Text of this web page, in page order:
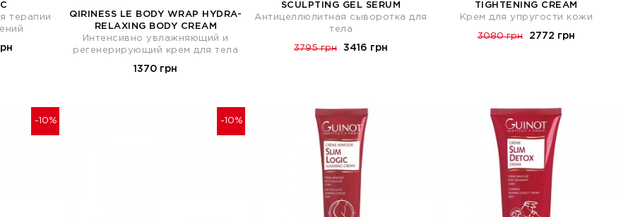
терапии
QIRINESS LE BODY WRAP HYDRA-
RELAXING BODY CREAM
Интенсивно увлажняющий и
регенерирующий крем для тела
1370 грн
SCULPTING GEL SERUM
Антицеллюлитная сыворотка для
тела
3795 грн 3416 грн
TIGHTENING CREAM
Крем для упругости кожи
3080 грн 2772 грн
-10% -10%